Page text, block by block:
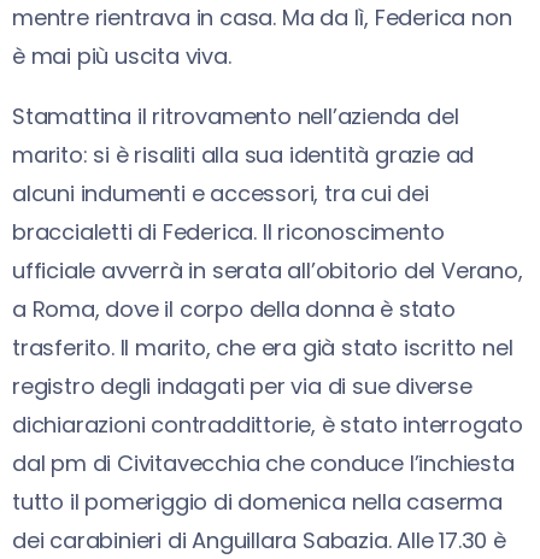
mentre rientrava in casa. Ma da lì, Federica non
è mai più uscita viva.
Stamattina il ritrovamento nell’azienda del
marito: si è risaliti alla sua identità grazie ad
alcuni indumenti e accessori, tra cui dei
braccialetti di Federica. Il riconoscimento
ufficiale avverrà in serata all’obitorio del Verano,
a Roma, dove il corpo della donna è stato
trasferito. Il marito, che era già stato iscritto nel
registro degli indagati per via di sue diverse
dichiarazioni contraddittorie, è stato interrogato
dal pm di Civitavecchia che conduce l’inchiesta
tutto il pomeriggio di domenica nella caserma
dei carabinieri di Anguillara Sabazia. Alle 17.30 è